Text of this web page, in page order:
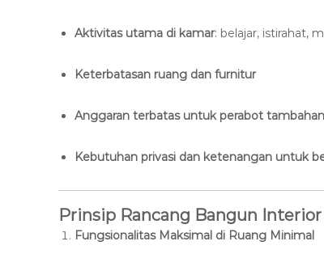
Aktivitas utama di kamar: belajar, istirahat,
Keterbatasan ruang dan furnitur
Anggaran terbatas untuk perabot tambahan
Kebutuhan privasi dan ketenangan untuk
Prinsip Rancang Bangun
Fungsionalitas Maksimal di Ruang Minimal